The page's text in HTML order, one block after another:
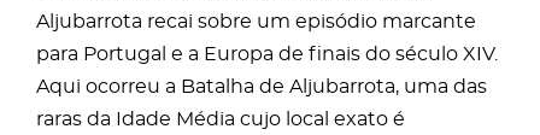
Aljubarrota recai sobre um episódio marcante
para Portugal e a Europa de finais do século XIV.
Aqui ocorreu a Batalha de Aljubarrota, uma das
raras da Idade Média cujo local exato é